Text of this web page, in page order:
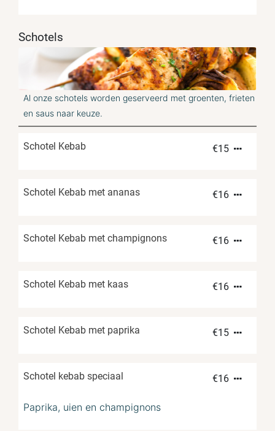
Schotels
Al onze schotels worden geserveerd met groenten, frieten
en saus naar keuze.
Schotel Kebab €15
Schotel Kebab met ananas €16
Schotel Kebab met champignons €16
Schotel Kebab met kaas €16
Schotel Kebab met paprika €15
Schotel kebab speciaal €16
Paprika, uien en champignons